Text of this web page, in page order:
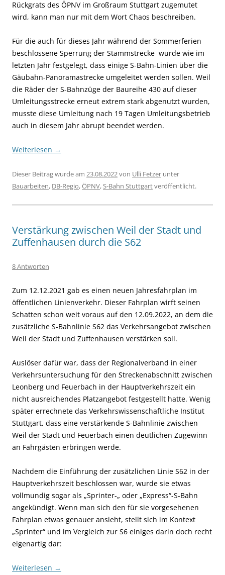
Rückgrats des ÖPNV im Großraum Stuttgart zugemutet
wird, kann man nur mit dem Wort Chaos beschreiben.
Für die auch für dieses Jahr während der Sommerferien
beschlossene Sperrung der Stammstrecke wurde wie im
letzten Jahr festgelegt, dass einige S-Bahn-Linien über die
Gäubahn-Panoramastrecke umgeleitet werden sollen. Weil
die Räder der S-Bahnzüge der Baureihe 430 auf dieser
Umleitungsstrecke erneut extrem stark abgenutzt wurden,
musste diese Umleitung nach 19 Tagen Umleitungsbetrieb
auch in diesem Jahr abrupt beendet werden.
Weiterlesen →
Dieser Beitrag wurde am 23.08.2022von Ulli Fetzer unter
Bauarbeiten, DB-Regio,ÖPNV,S-Bahn Stuttgartveröffentlicht.
Verstärkung zwischen Weil der Stadt und
Zuffenhausen durch die S62
8 Antworten
Zum 12.12.2021 gab es einen neuen Jahresfahrplan im
öffentlichen Linienverkehr. Dieser Fahrplan wirft seinen
Schatten schon weit voraus auf den 12.09.2022, an dem die
zusätzliche S-Bahnlinie S62 das Verkehrsangebot zwischen
Weil der Stadt und Zuffenhausen verstärken soll.
Auslöser dafür war, dass der Regionalverband in einer
Verkehrsuntersuchung für den Streckenabschnitt zwischen
Leon­berg und Feuerbach in der Hauptverkehrszeit ein
nicht ausreichendes Platzangebot festgestellt hatte. Wenig
später errechnete das Verkehrswissenschaftliche Institut
Stuttgart, dass eine verstärkende S-Bahnlinie zwischen
Weil der Stadt und Feuerbach einen deutlichen Zugewinn
an Fahrgästen erbringen werde.
Nachdem die Einführung der zusätzlichen Linie S62 in der
Hauptverkehrszeit beschlossen war, wurde sie etwas
vollmundig sogar als „Sprinter-„ oder „Express“-S-Bahn
angekündigt. Wenn man sich den für sie vorgesehenen
Fahrplan etwas genauer ansieht, stellt sich im Kontext
„Sprinter“ und im Vergleich zur S6 einiges darin doch recht
eigenartig dar:
Weiterlesen →